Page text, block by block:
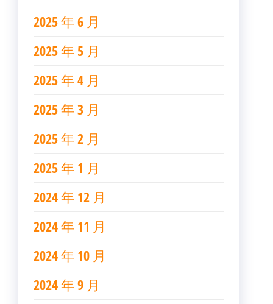
2025 年 6 月
2025 年 5 月
2025 年 4 月
2025 年 3 月
2025 年 2 月
2025 年 1 月
2024 年 12 月
2024 年 11 月
2024 年 10 月
2024 年 9 月